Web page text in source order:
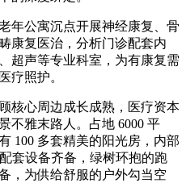
公寓沉点开展神经康复、骨
康复医治，分析门诊配套内
超声等专业科室，为有康复需
疗照护。
心周边成长成熟，医疗资本
不雅末路人。占地 6000 平
100 多套精美的阳光房，内部
套设备齐备，绿树环抱的跑
，为供给舒服的户外勾当空